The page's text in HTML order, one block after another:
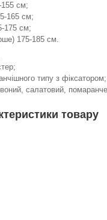
155 см;
165 см;
175 см;
175-185 см.
типу з фіксатором;
салатовий,
товару